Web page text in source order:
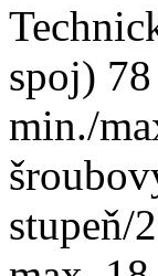
spoj)
min./
stupeň/